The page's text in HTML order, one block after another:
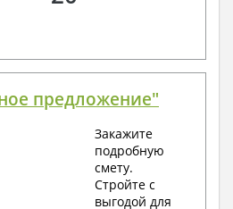
предложение"
Закажите
подробную
смету.
Стройте с
выгодой для